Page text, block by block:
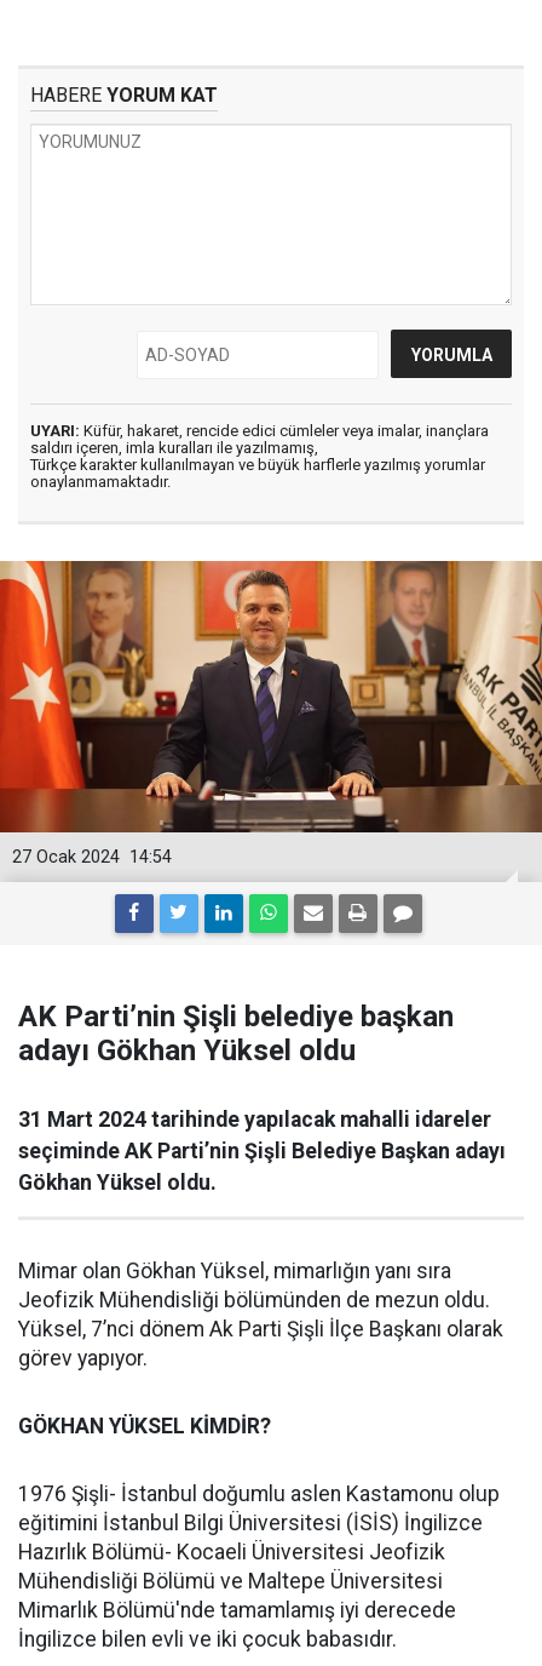
HABERE YORUM KAT
UYARI: Küfür, hakaret, rencide edici cümleler veya imalar, inançlara
saldırı içeren, imla kuralları ile yazılmamış,
Türkçe karakter kullanılmayan ve büyük harflerle yazılmış yorumlar
onaylanmamaktadır.
14:54
27 Ocak 2024
AK Parti’nin Şişli belediye başkan
adayı Gökhan Yüksel oldu
31 Mart 2024 tarihinde yapılacak mahalli idareler
seçiminde AK Parti’nin Şişli Belediye Başkan adayı
Gökhan Yüksel oldu.
Mimar olan Gökhan Yüksel, mimarlığın yanı sıra
Jeofizik Mühendisliği bölümünden de mezun oldu.
Yüksel, 7’nci dönem Ak Parti Şişli İlçe Başkanı olarak
görev yapıyor.
GÖKHAN YÜKSEL KİMDİR?
1976 Şişli- İstanbul doğumlu aslen Kastamonu olup
eğitimini İstanbul Bilgi Üniversitesi (İSİS) İngilizce
Hazırlık Bölümü- Kocaeli Üniversitesi Jeofizik
Mühendisliği Bölümü ve Maltepe Üniversitesi
Mimarlık Bölümü'nde tamamlamış iyi derecede
İngilizce bilen evli ve iki çocuk babasıdır.